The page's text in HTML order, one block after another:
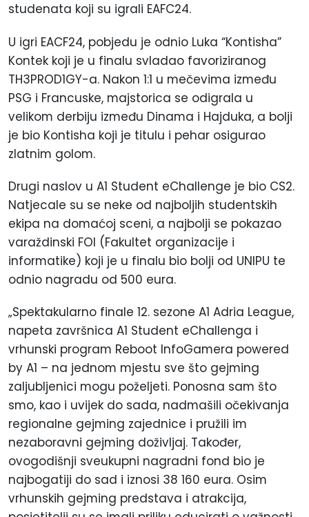
studenata koji su igrali EAFC24.
U igri EACF24, pobjedu je odnio Luka “Kontisha”
Kontek koji je u finalu svladao favoriziranog
TH3PROD1GY-a. Nakon 1:1 u mečevima između
PSG i Francuske, majstorica se odigrala u
velikom derbiju između Dinama i Hajduka, a bolji
je bio Kontisha koji je titulu i pehar osigurao
zlatnim golom.
Drugi naslov u A1 Student eChallenge je bio CS2.
Natjecale su se neke od najboljih studentskih
ekipa na domaćoj sceni, a najbolji se pokazao
varaždinski FOI (Fakultet organizacije i
informatike) koji je u finalu bio bolji od UNIPU te
odnio nagradu od 500 eura.
„Spektakularno finale 12. sezone A1 Adria League,
napeta završnica A1 Student eChallenga i
vrhunski program Reboot InfoGamera powered
by A1 – na jednom mjestu sve što gejming
zaljubljenici mogu poželjeti. Ponosna sam što
smo, kao i uvijek do sada, nadmašili očekivanja
regionalne gejming zajednice i pružili im
nezaboravni gejming doživljaj. Također,
ovogodišnji sveukupni nagradni fond bio je
najbogatiji do sad i iznosi 38 160 eura. Osim
vrhunskih gejming predstava i atrakcija,